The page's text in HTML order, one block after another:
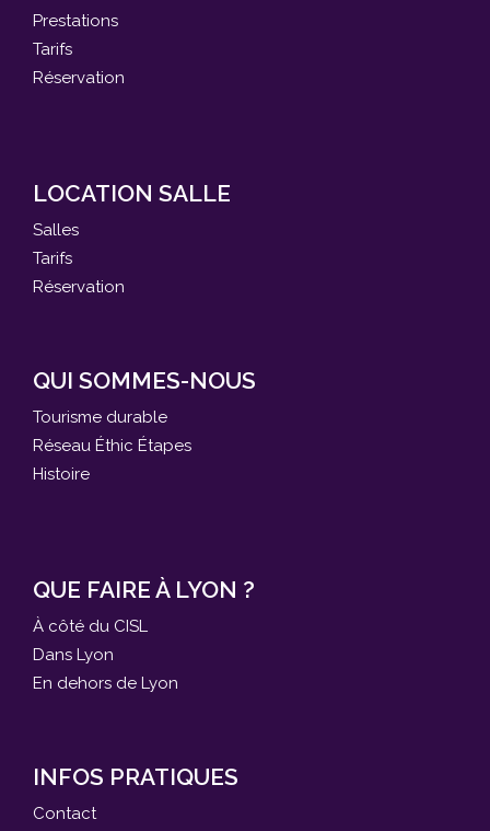
Prestations
Tarifs
Réservation
LOCATION SALLE
Salles
Tarifs
Réservation
QUI SOMMES-NOUS
Tourisme durable
Réseau Éthic Étapes
Histoire
QUE FAIRE À LYON ?
À côté du CISL
Dans Lyon
En dehors de Lyon
INFOS PRATIQUES
Contact